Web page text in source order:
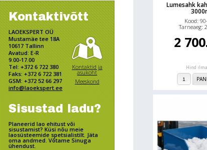
Kontaktivõtt
LAOEKSPERT OÜ
Mustamäe tee 18A
10617 Tallinn
Avatud: E-R
9.00-17.00
Tel: +372 6 722 380
Faks: +372 6 722 381
GSM: +372 52 66 297
info@laoekspert.ee
Kontaktid ja
asukoht
Meeskond
Sisustad ladu?
Planeerid lao ehitust või
sisustamist? Küsi nõu meie
laosüsteemide spetsialistilt. Jäta
oma andmed. Võtame Sinuga
ühendust.
Lumesahk
Kood:
Tarneaeg:
2
Hind